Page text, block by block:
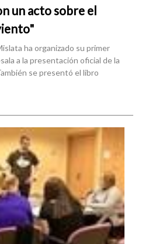
un acto sobre el
ha organizado su primer
a la presentación oficial de la
se presentó el libro